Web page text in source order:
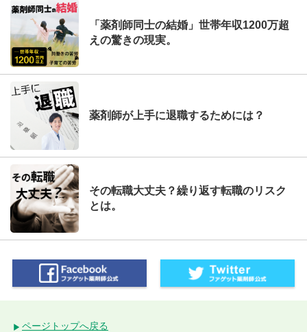
「薬剤師同士の結婚」世帯年収1200万超
えの驚きの現実。
薬剤師が上手に退職するためには？
その転職大丈夫？繰り返す転職のリスク
とは。
ページトップへ戻る